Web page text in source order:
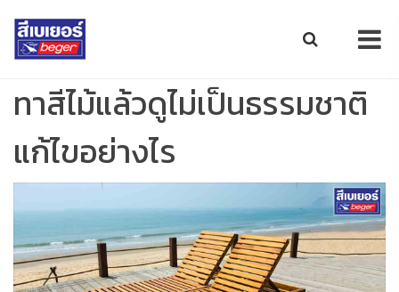
ทาสีไม้แล้วดูไม่เป็นธรรมชาติ
แก้ไขอย่างไร